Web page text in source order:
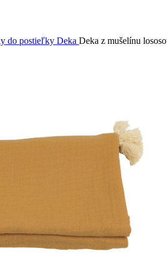
do postieľky Deka Deka z mušelínu